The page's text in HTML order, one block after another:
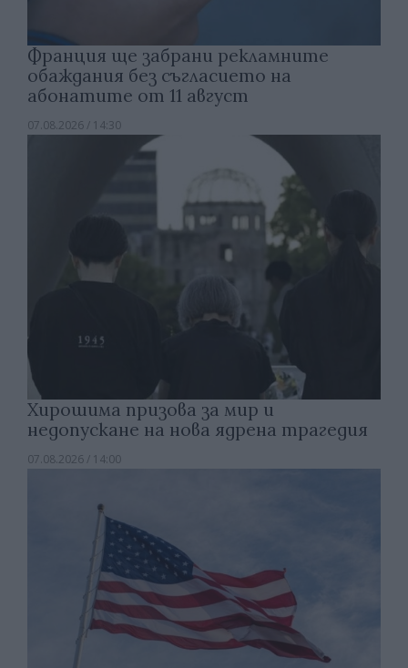
Франция ще забрани рекламните
обаждания без съгласието на
абонатите от 11 август
07.08.2026 / 14:30
Хирошима призова за мир и
недопускане на нова ядрена трагедия
07.08.2026 / 14:00